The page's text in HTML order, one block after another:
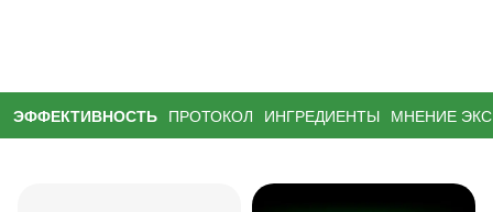
ЭФФЕКТИВНОСТЬ ПРОТОКОЛ ИНГРЕДИЕНТЫ МНЕНИЕ